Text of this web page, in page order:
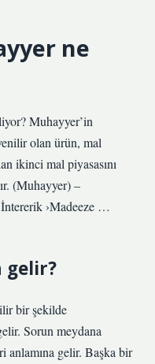
ne
Muhayyer’in
olan ürün, mal
ikinci mal piyasasını
(Muhayyer) –
›Madeeze …
gelir?
bir şekilde
Sorun meydana
anlamına gelir. Başka bir